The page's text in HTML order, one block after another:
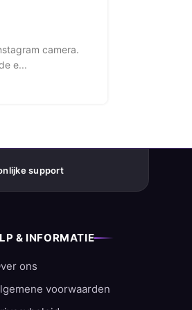
camera.
e...
support
& INFORMATIE
ons
voorwaarden